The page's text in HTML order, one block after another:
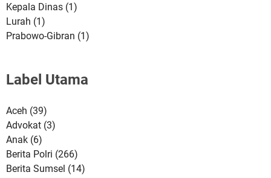
Kepala Dinas (1)
Lurah (1)
Prabowo-Gibran (1)
Label Utama
Aceh (39)
Advokat (3)
Anak (6)
Berita Polri (266)
Berita Sumsel (14)